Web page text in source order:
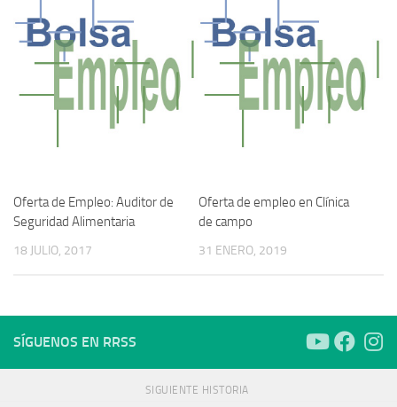
Oferta de Empleo: Auditor de
Seguridad Alimentaria
18 JULIO, 2017
Oferta de empleo en Clínica
de campo
31 ENERO, 2019
SÍGUENOS EN RRSS
SIGUIENTE HISTORIA